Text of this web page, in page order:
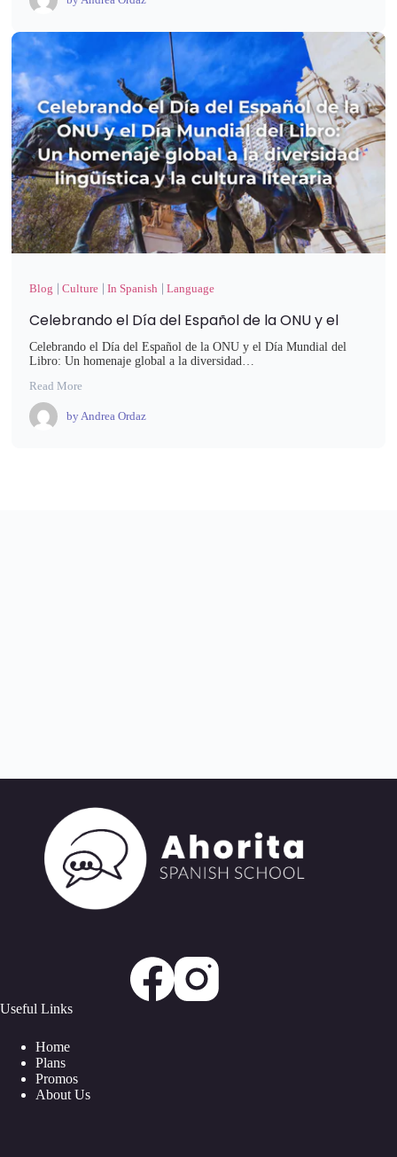
Blog Culture In Spanish Language
Celebrando el Día del Español de la ONU y el
Celebrando el Día del Español de la ONU y el Día Mundial del
Libro: Un homenaje global a la diversidad…
Read More
byAndrea Ordaz
Useful Links
Home
Plans
Promos
About Us